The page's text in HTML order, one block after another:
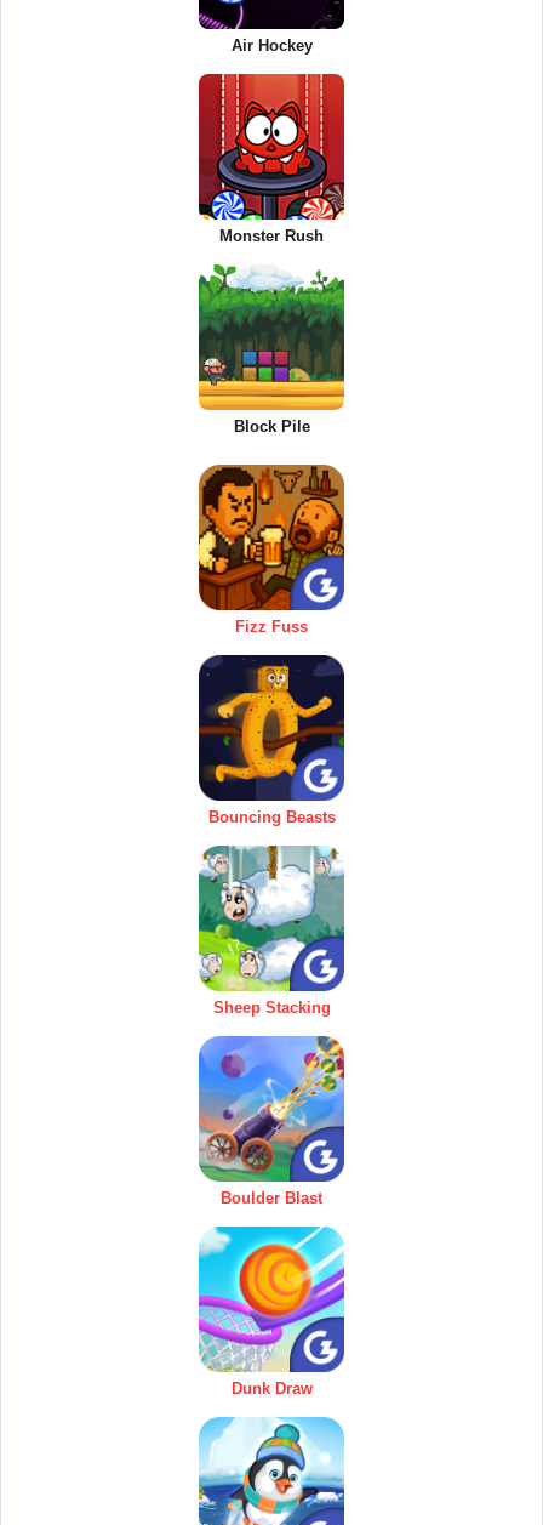
Air Hockey
Monster Rush
Block Pile
Fizz Fuss
Bouncing Beasts
Sheep Stacking
Boulder Blast
Dunk Draw